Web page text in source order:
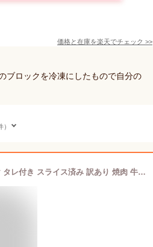
価格と在庫を楽天でチェック >>
ブロックを冷凍にしたもので自分の
牛タン 切り落としタン塩 1kg 大容量 味付き 秘伝のタレ漬け タレ付き スライス済み 訳あり 焼肉 牛肉 バーベキュー BBQ